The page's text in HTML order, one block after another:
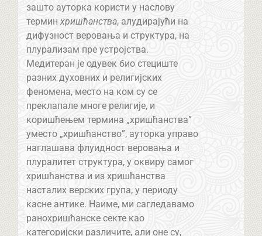
зашто ауторка користи у наслову
терминхришћанства, алудирајући на
дифузност веровања и структура, на
плурализам пре устројства.
Медитеран је одувек био стециште
разних духовних и религијских
феномена, место на ком су се
преклапале многе религије, и
коришћењем термина „хришћанства”
уместо „хришћанство”, ауторка управо
наглашава флуидност веровања и
плуралитет структура, у оквиру самог
хришћанства и из хришћанства
насталих верских група, у периоду
касне антике. Наиме, ми сагледавамо
ранохришћанске секте као
категоријски различите, али оне су,